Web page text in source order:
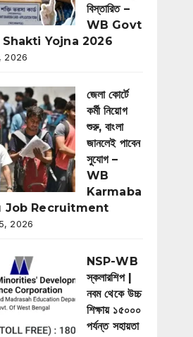
বিস্তারিত –
WB Govt
Yojna 2026
2026
জেলা কোর্টে
কর্মী নিয়োগ
শুরু, বাংলা
জানলেই পাবেন
সুযোগ –
WB
Karmaba
Job Recruitment
2026
NSP-WB
স্কলারশিপ |
নবম থেকে উচ্চ
শিক্ষায় ১৫০০০
পর্যন্ত সহায়তা